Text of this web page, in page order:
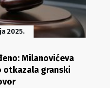
2025.
Milanovićeva
otkazala granski